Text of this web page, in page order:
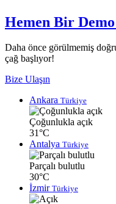
Hemen Bir
Daha önce görülmemiş
çağ başlıyor!
Bize Ulaşın
Ankara Türkiye
Çoğunlukla açık
31°C
Antalya Türkiye
Parçalı bulutlu
30°C
İzmir Türkiye